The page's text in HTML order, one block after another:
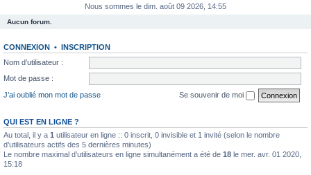
Nous sommes le dim. août 09 2026, 14:55
Aucun forum.
CONNEXION • INSCRIPTION
Nom d’utilisateur :
Mot de passe :
J’ai oublié mon mot de passe
Se souvenir de moi
QUI EST EN LIGNE ?
Au total, il y a 1 utilisateur en ligne :: 0 inscrit, 0 invisible et 1 invité (selon le nombre
d’utilisateurs actifs des 5 dernières minutes)
Le nombre maximal d’utilisateurs en ligne simultanément a été de 18 le mer. avr. 01 2020,
15:18